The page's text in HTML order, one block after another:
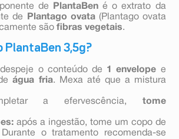
de PlantaBen é o extrato da
de
Plantago ovata(Plantago ovata
sãofibras vegetais.
PlantaBen 3,5g?
o conteúdo de 1 envelope e
água fria. Mexa até que a mistura
a efervescência, tome
após a ingestão, tome um copo de
o tratamento recomenda-se